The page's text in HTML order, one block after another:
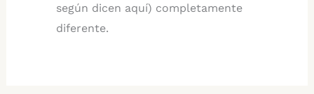
según dicen aquí) completamente
diferente.